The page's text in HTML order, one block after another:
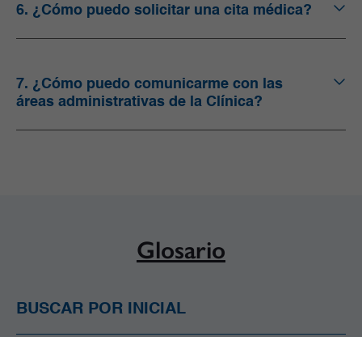
6. ¿Cómo puedo solicitar una cita médica?
7. ¿Cómo puedo comunicarme con las
áreas administrativas de la Clínica?
Glosario
BUSCAR POR INICIAL